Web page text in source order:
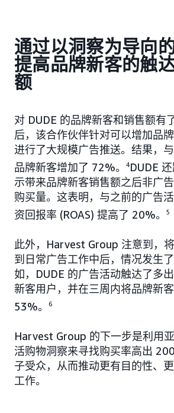
通过以洞察为导向
提高品牌新客的触
额
对 DUDE 的品牌新客和销售额有
后，该合作伙伴针对可以增加品
进行了大规模广告推送。结果，与
品牌新客增加了 72%。
4DUDE
示带来品牌新客销售额之后非广
购买量。这表明，与之前的广告
资回报率 (ROAS) 提高了 20%。
5
此外，Harvest Group 注意到，
到日常广告工作中后，情况发生
如，DUDE 的广告活动触达了多
新客用户，并在三周内将品牌新
53%。
6
Harvest Group 的下一步是利用
活购物洞察来寻找购买率高出
子受众，从而推动更有目的性、
工作。